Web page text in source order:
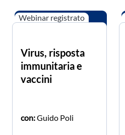
Webinar registrato
Virus, risposta
immunitaria e
vaccini
con:Guido Poli